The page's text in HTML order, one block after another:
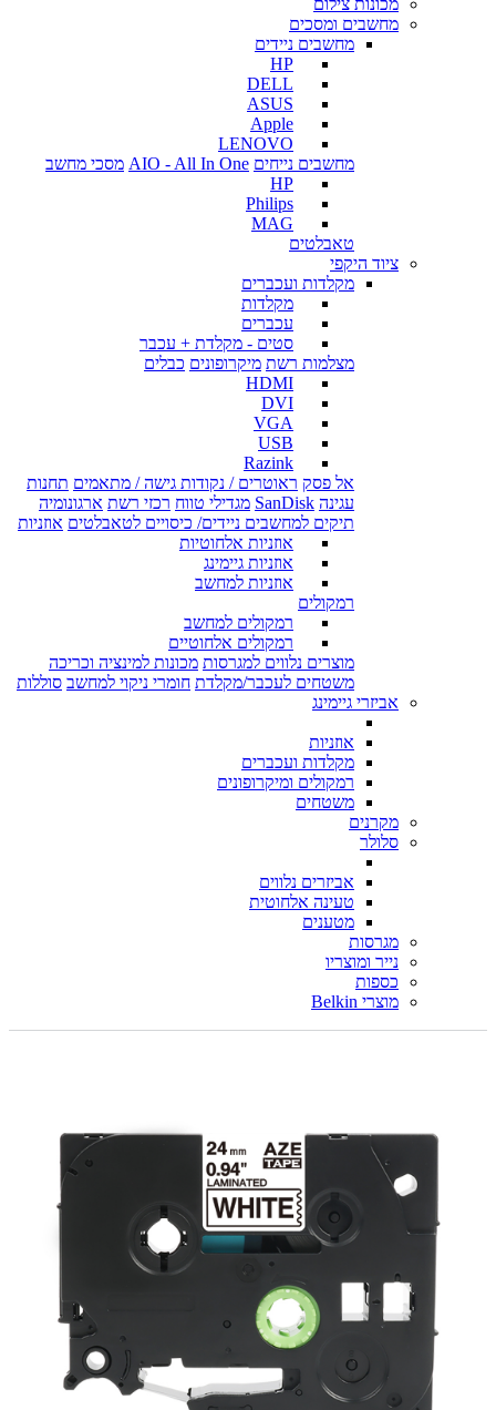
מחשבים ומסכים
מחשבים ניידים
HP
DELL
ASUS
Apple
LENOVO
מחשבים נייחים AIO - All In One מסכי מחשב
HP
Philips
MAG
טאבלטים
ציוד היקפי
מקלדות ועכברים
מקלדות
עכברים
סטים - מקלדת + עכבר
מצלמות רשת מיקרופונים כבלים
HDMI
DVI
VGA
USB
Razink
אל פסק ראוטרים / נקודות גישה / מתאמים תחנות
עגינה SanDisk מגדילי טווח רכזי רשת ארגונומיה
תיקים למחשבים ניידים/ כיסויים לטאבלטים אוזניות
אוזניות אלחוטיות
אוזניות גיימינג
אוזניות למחשב
רמקולים
רמקולים למחשב
רמקולים אלחוטיים
מוצרים נלווים למגרסות מכונות למינציה וכריכה
משטחים לעכבר/מקלדת חומרי ניקוי למחשב סוללות
אביזרי גיימינג
אוזניות
מקלדות ועכברים
רמקולים ומיקרופונים
משטחים
מקרנים
סלולר
אביזרים נלווים
טעינה אלחוטית
מטענים
מגרסות
נייר ומוצריו
כספות
מוצרי Belkin